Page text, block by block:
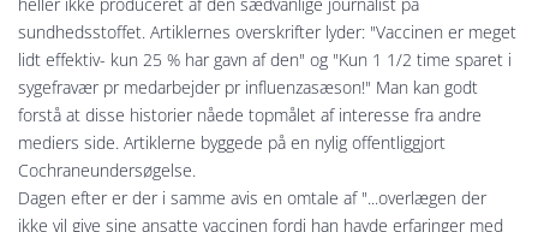
sundhedsstoffet. Artiklernes overskrifter lyder: "Vaccinen er meget
lidt effektiv- kun 25 % har gavn af den" og "Kun 1 1/2 time sparet i
sygefravær pr medarbejder pr influenzasæson!" Man kan godt
forstå at disse historier nåede topmålet af interesse fra andre
mediers side. Artiklerne byggede på en nylig offentliggjort
Cochraneundersøgelse.
Dagen efter er der i samme avis en omtale af "...overlægen der
ikke vil give sine ansatte vaccinen fordi han havde erfaringer med